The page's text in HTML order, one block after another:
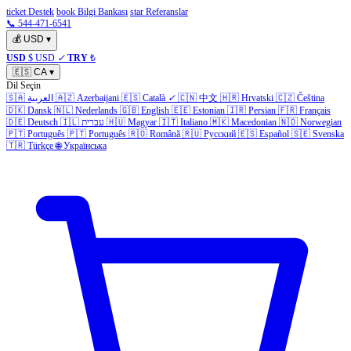
ticket Destek book Bilgi Bankası star Referanslar
📞 544-471-6541
💰 USD ▾
USD $ USD ✓ TRY ₺
🇪🇸 CA ▾
Dil Seçin
🇸🇦 العربية 🇦🇿 Azerbaijani 🇪🇸 Català ✓ 🇨🇳 中文 🇭🇷 Hrvatski 🇨🇿 Čeština
🇩🇰 Dansk 🇳🇱 Nederlands 🇬🇧 English 🇪🇪 Estonian 🇮🇷 Persian 🇫🇷 Français
🇩🇪 Deutsch 🇮🇱 עברית 🇭🇺 Magyar 🇮🇹 Italiano 🇲🇰 Macedonian 🇳🇴 Norwegian
🇵🇹 Português 🇵🇹 Português 🇷🇴 Română 🇷🇺 Русский 🇪🇸 Español 🇸🇪 Svenska
🇹🇷 Türkçe 🌐 Українська